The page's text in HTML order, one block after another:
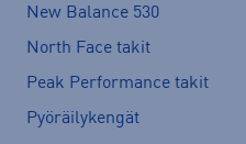
New Balance 530
North Face takit
Peak Performance takit
Pyöräilykengät